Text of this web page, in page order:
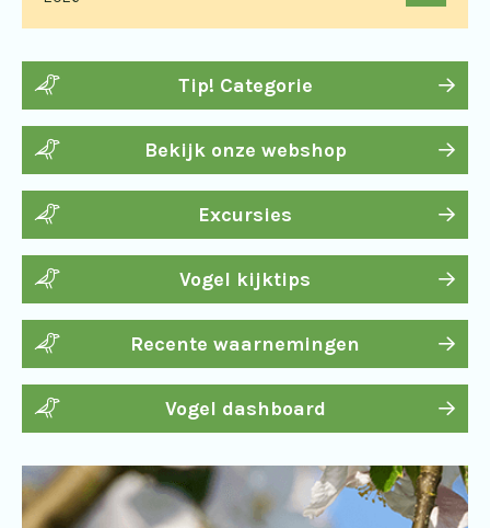
Tip! Categorie
Bekijk onze webshop
Excursies
Vogel kijktips
Recente waarnemingen
Vogel dashboard